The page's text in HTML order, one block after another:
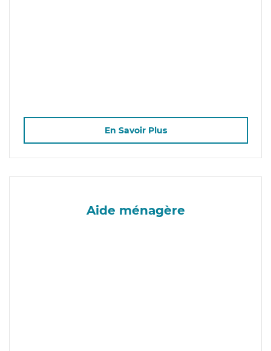
En Savoir Plus
Aide ménagère